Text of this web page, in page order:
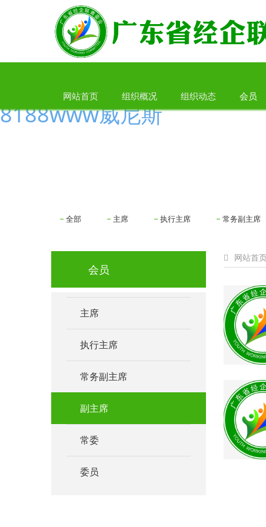
8188www威尼斯
网站首页 组织概况 组织动态 会员
全部 主席 执行主席 常务副主席
网站首页
会员
主席
执行主席
常务副主席
副主席
常委
委员